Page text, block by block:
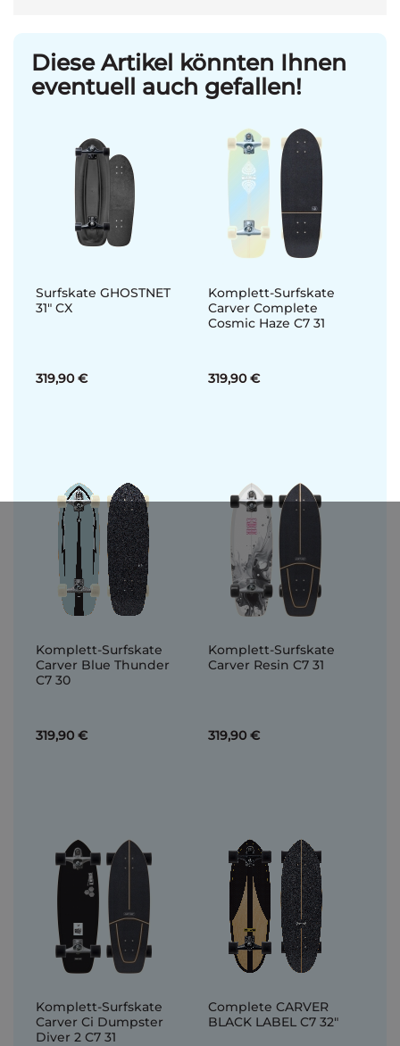
Diese Artikel könnten Ihnen
eventuell auch gefallen!
Surfskate GHOSTNET
31" CX
319,90 €
Komplett-Surfskate
Carver Complete
Cosmic Haze C7 31
319,90 €
Komplett-Surfskate
Carver Blue Thunder
C7 30
319,90 €
Komplett-Surfskate
Carver Resin C7 31
319,90 €
Komplett-Surfskate
Carver Ci Dumpster
Diver 2 C7 31
Complete CARVER
BLACK LABEL C7 32"